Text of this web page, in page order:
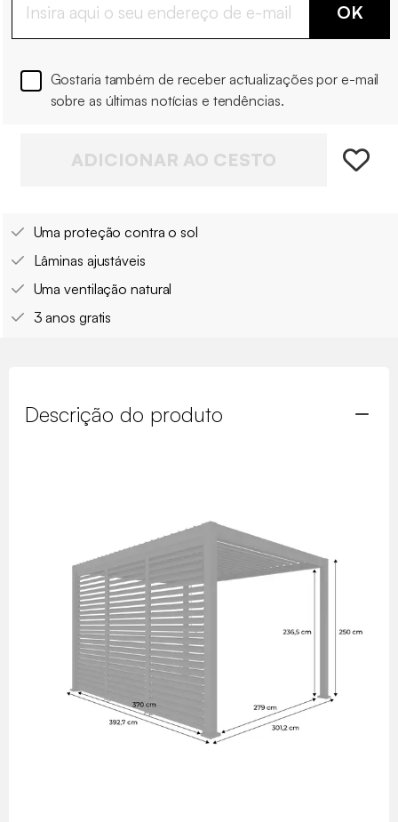
OK
Gostaria também de receber actualizações por e-mail
sobre as últimas notícias e tendências.
ADICIONAR AO CESTO
Uma proteção contra o sol
Lâminas ajustáveis
Uma ventilação natural
3 anos gratis
Descrição do produto